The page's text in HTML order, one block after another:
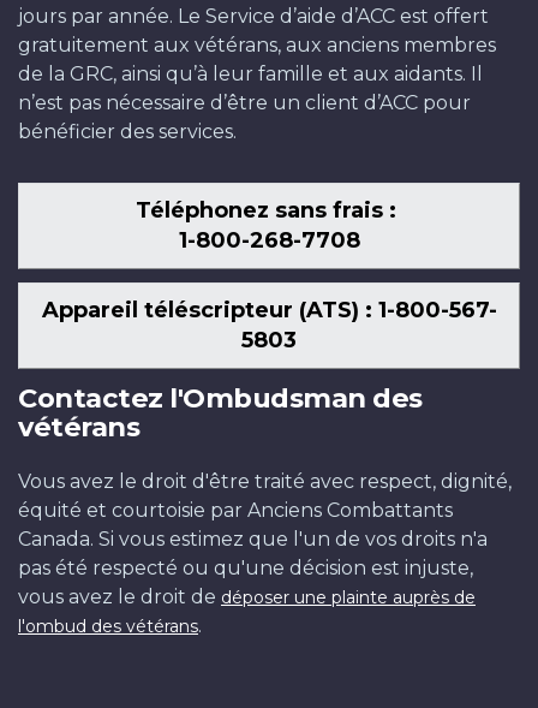
jours par année. Le Service d’aide d’ACC est offert
gratuitement aux vétérans, aux anciens membres
de la GRC, ainsi qu’à leur famille et aux aidants. Il
n’est pas nécessaire d’être un client d’ACC pour
bénéficier des services.
Téléphonez sans frais :
1-800-268-7708
Appareil téléscripteur (ATS) : 1-800-567-
5803
Contactez l'Ombudsman des
vétérans
Vous avez le droit d'être traité avec respect, dignité,
équité et courtoisie par Anciens Combattants
Canada. Si vous estimez que l'un de vos droits n'a
pas été respecté ou qu'une décision est injuste,
vous avez le droit de déposer une plainte auprès de
l'ombud des vétérans.